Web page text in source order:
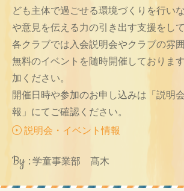
ども主体で過ごせる環境づくりを行い
や意見を伝える力の引き出す支援をして
各クラブでは入会説明会やクラブの雰
無料のイベントを随時開催しておりま
加ください。
開催日時や参加のお申し込みは「説明
報」にてご確認ください。
説明会・イベント情報
By : 学童事業部 髙木